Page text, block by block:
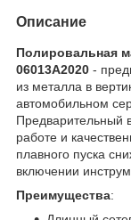
Описание
Полировальная
06013A2020 -
из металла в
автомобильном
Предварительный
работе и
плавного пуска
включении
Преимущества: